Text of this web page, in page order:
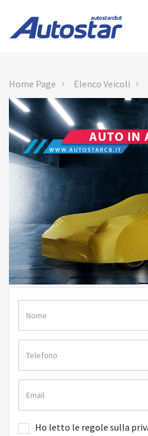
Home Page Elenco Veicoli
Ho letto le regole sulla